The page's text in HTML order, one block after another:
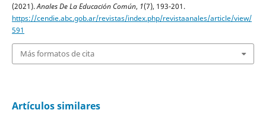
(2021).Anales De La Educación Común, 1(7), 193-201.
https://cendie.abc.gob.ar/revistas/index.php/revistaanales/article/view/
591
Más formatos de cita
Artículos similares